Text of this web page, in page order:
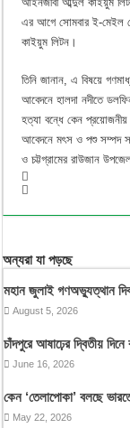
এর আগে সোমবার ই-মেইল
কাইয়ুম লিটন।
তিনি জানান, এ বিষয়ে
আবেদনে হালদা নদীতে
হত্যা বন্ধে কেন প্রয়োজনীয়
আবেদনে মৎস ও পশু সম্পদ
ও চট্টগ্রামের রাউজান
অন্যরা যা পড়ছে
মহান জুলাই গণঅভ্যুত্থান
August 5, 2026
চাঁদপুরে আষাঢ়ের দ্বিতীয়
June 16, 2026
কেন ‘তেলাপোকা’ বলছে
May 22, 2026